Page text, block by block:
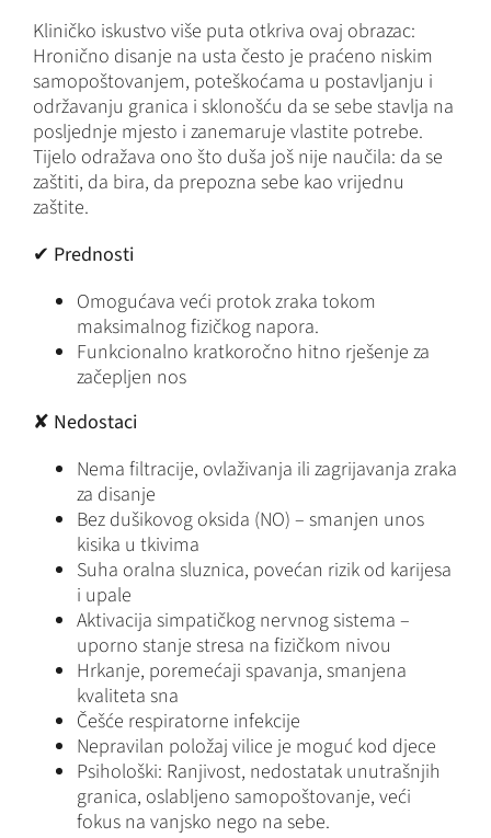
Kliničko iskustvo više puta otkriva ovaj obrazac:
Hronično disanje na usta često je praćeno niskim
samopoštovanjem, poteškoćama u postavljanju i
održavanju granica i sklonošću da se sebe stavlja na
posljednje mjesto i zanemaruje vlastite potrebe.
Tijelo odražava ono što duša još nije naučila: da se
zaštiti, da bira, da prepozna sebe kao vrijednu
zaštite.
✔ Prednosti
Omogućava veći protok zraka tokom
maksimalnog fizičkog napora.
Funkcionalno kratkoročno hitno rješenje za
začepljen nos
✘ Nedostaci
Nema filtracije, ovlaživanja ili zagrijavanja zraka
za disanje
Bez dušikovog oksida (NO) – smanjen unos
kisika u tkivima
Suha oralna sluznica, povećan rizik od karijesa
i upale
Aktivacija simpatičkog nervnog sistema –
uporno stanje stresa na fizičkom nivou
Hrkanje, poremećaji spavanja, smanjena
kvaliteta sna
Češće respiratorne infekcije
Nepravilan položaj vilice je moguć kod djece
Psihološki: Ranjivost, nedostatak unutrašnjih
granica, oslabljeno samopoštovanje, veći
fokus na vanjsko nego na sebe.